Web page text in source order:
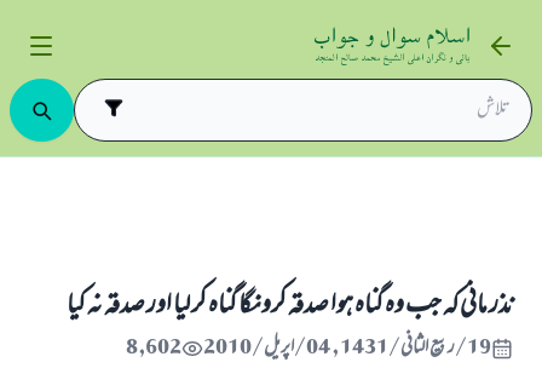
نذر مانى كہ جب وہ گناہ ہوا صدقہ كرونگا گناہ كر ليا اور صدقہ نہ كيا
19/ربيع الثاني/1431 , 04/اپریل/2010 8,602